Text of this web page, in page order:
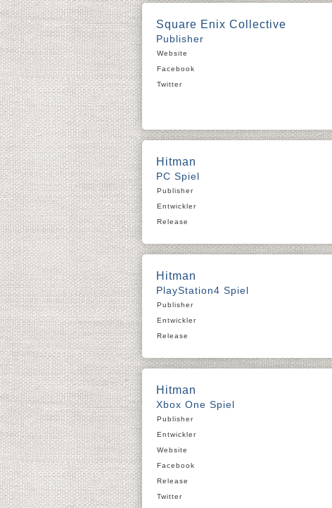
Square Enix Collective
Publisher
Website
Facebook
Twitter
Hitman
PC Spiel
Publisher
Entwickler
Release
Hitman
PlayStation4 Spiel
Publisher
Entwickler
Release
Hitman
Xbox One Spiel
Publisher
Entwickler
Website
Facebook
Release
Twitter